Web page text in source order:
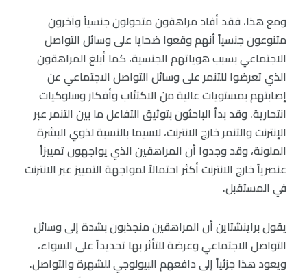
ومع هذا، فقد أفاد مراهقون متحولون جنسياً وآخرون
متنوعون جنسياً أنهم وقعوا ضحايا على وسائل التواصل
الاجتماعي بسبب هوياتهم الجنسية، كما أبلغ المراهقون
الذي تعرضوا للتنمر على وسائل التواصل الاجتماعي عن
إصابتهم بمستويات عالية من الاكتئاب وأفكار وسلوكيات
انتحارية. وقد بدأ الباحثون بتوثيق التفاعل ما بين التنمر عبر
الإنترنت والتنمر خارج الانترنت، لاسيما بالنسبة لذوي البشرة
الملونة، وقد وجدوا أن المراهقين الذي يواجهون تمييزاً
عنصرياً خارج الانترنت أكثر احتمالاً لمواجهة التمييز عبر الانترنت
في المستقبل.
يقول براينشتاين أن المراهقين منجذبون بشدة إلى وسائل
التواصل الاجتماعي وعرضة للتأثر بها تحديداً على السواء،
ويعود هذا جزئياً إلى دافعهم البيولوجي للشهرة والتواصل.